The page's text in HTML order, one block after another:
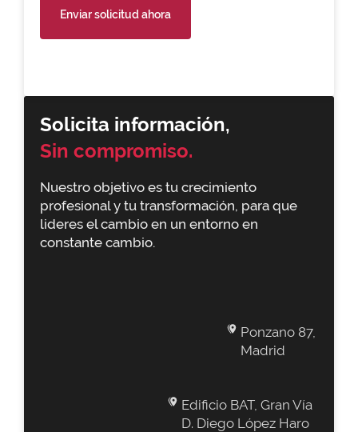
Solicita información,
Sin compromiso.
Nuestro objetivo es tu crecimiento
profesional y tu transformación, para que
lideres el cambio en un entorno en
constante cambio.
Ponzano 87,
Madrid
Edificio BAT, Gran Vía
D. Diego López Haro
Enviar solicitud ahora